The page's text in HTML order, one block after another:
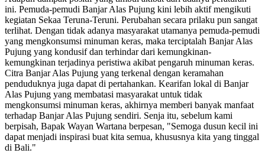
ini. Pemuda-pemudi Banjar Alas Pujung kini lebih aktif mengikuti
kegiatan Sekaa Teruna-Teruni. Perubahan secara prilaku pun sangat
terlihat. Dengan tidak adanya masyarakat utamanya pemuda-pemudi
yang mengkonsumsi minuman keras, maka terciptalah Banjar Alas
Pujung yang kondusif dan terhindar dari kemungkinan-
kemungkinan terjadinya peristiwa akibat pengaruh minuman keras.
Citra Banjar Alas Pujung yang terkenal dengan keramahan
penduduknya juga dapat di pertahankan. Kearifan lokal di Banjar
Alas Pujung yang membatasi masyarakat untuk tidak
mengkonsumsi minuman keras, akhirnya memberi banyak manfaat
terhadap Banjar Alas Pujung sendiri. Senja itu, sebelum kami
berpisah, Bapak Wayan Wartana berpesan, "Semoga dusun kecil ini
dapat menjadi inspirasi buat kita semua, khususnya kita yang tinggal
di Bali."